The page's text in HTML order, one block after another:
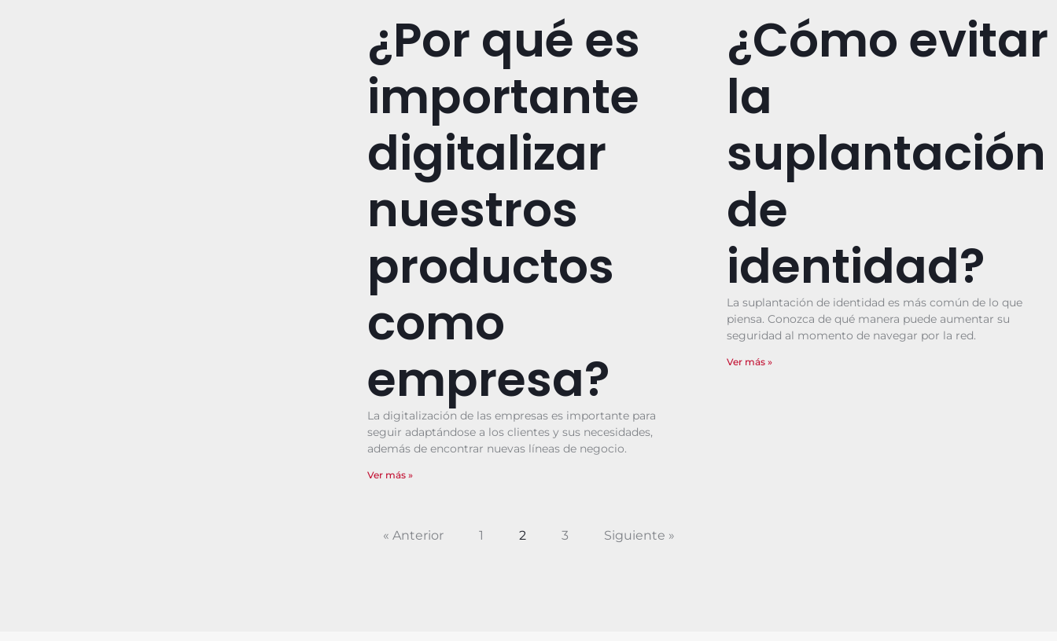
¿Por qué es
importante
digitalizar
nuestros
productos
como
empresa?
La digitalización de las empresas es importante para
seguir adaptándose a los clientes y sus necesidades,
además de encontrar nuevas líneas de negocio.
Ver más »
¿Cómo evitar
la
suplantación
de
identidad?
La suplantación de identidad es más común de lo que
piensa. Conozca de qué manera puede aumentar su
seguridad al momento de navegar por la red.
Ver más »
« Anterior 1 2 3 Siguiente »